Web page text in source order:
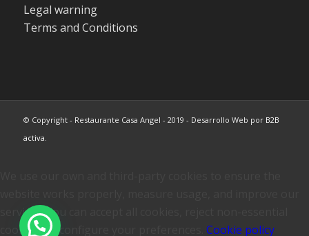
Legal warning
Terms and Conditions
© Copyright - Restaurante Casa Angel - 2019 - Desarrollo Web por B2B
activa.
services. You can accept all cookies, reject non-essential
cookies, or configure your preferences. Cookie policy